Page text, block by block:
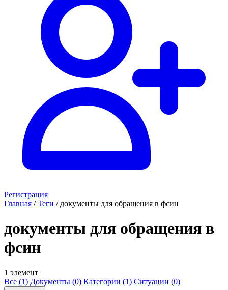
Регистрация
Главная / Теги / документы для обращения в фсин
документы для обращения в
фсин
1 элемент
Все (1) Документы (0) Категории (1) Ситуации (0)